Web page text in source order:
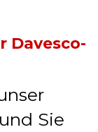
Davesco-
Sie